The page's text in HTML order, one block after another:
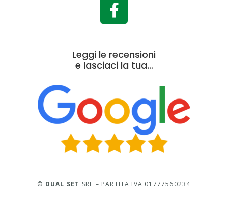
Leggi le recensioni
e lasciaci la tua…
© DUAL SET SRL – PARTITA IVA 01777560234